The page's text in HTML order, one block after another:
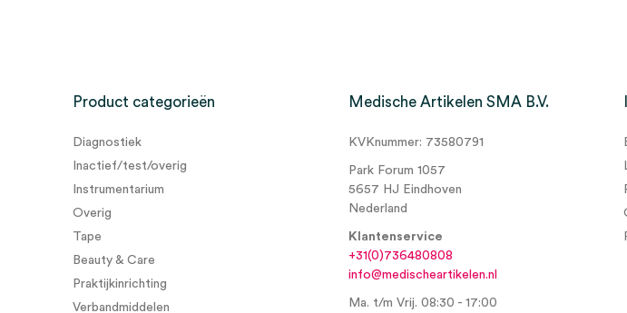
Product categorieën
Diagnostiek
Inactief/test/overig
Instrumentarium
Overig
Tape
Beauty & Care
Praktijkinrichting
Verbandmiddelen
Medische Artikelen SMA B.V.
KVKnummer: 73580791
Park Forum 1057
5657 HJ Eindhoven
Nederland
Klantenservice
+31(0)736480808
info@medischeartikelen.nl
Ma. t/m Vrij. 08:30 - 17:00